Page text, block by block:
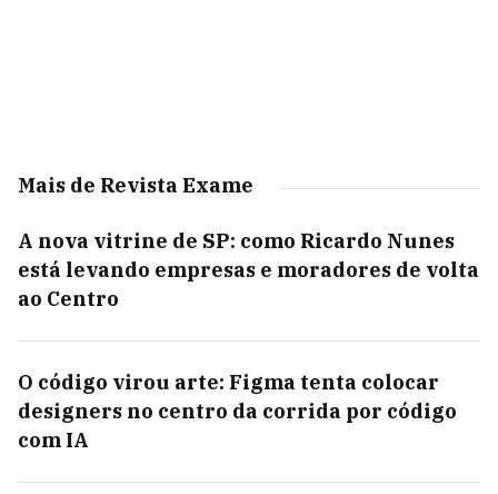
Mais de Revista Exame
A nova vitrine de SP: como Ricardo Nunes
está levando empresas e moradores de volta
ao Centro
O código virou arte: Figma tenta colocar
designers no centro da corrida por código
com IA